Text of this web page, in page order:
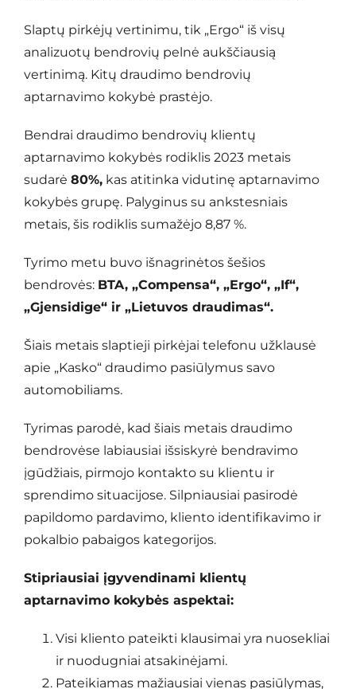
Slaptų pirkėjų vertinimu, tik „Ergo“ iš visų
analizuotų bendrovių pelnė aukščiausią
vertinimą. Kitų draudimo bendrovių
aptarnavimo kokybė prastėjo.
Bendrai draudimo bendrovių klientų
aptarnavimo kokybės rodiklis 2023 metais
sudarė 80%, kas atitinka vidutinę aptarnavimo
kokybės grupę. Palyginus su ankstesniais
metais, šis rodiklis sumažėjo 8,87 %.
Tyrimo metu buvo išnagrinėtos šešios
bendrovės: BTA, „Compensa“, „Ergo“, „If“,
„Gjensidige“ ir „Lietuvos draudimas“.
Šiais metais slaptieji pirkėjai telefonu užklausė
apie „Kasko“ draudimo pasiūlymus savo
automobiliams.
Tyrimas parodė, kad šiais metais draudimo
bendrovėse labiausiai išsiskyrė bendravimo
įgūdžiais, pirmojo kontakto su klientu ir
sprendimo situacijose. Silpniausiai pasirodė
papildomo pardavimo, kliento identifikavimo ir
pokalbio pabaigos kategorijos.
Stipriausiai įgyvendinami klientų
aptarnavimo kokybės aspektai:
Visi kliento pateikti klausimai yra nuosekliai
ir nuodugniai atsakinėjami.
Pateikiamas mažiausiai vienas pasiūlymas,